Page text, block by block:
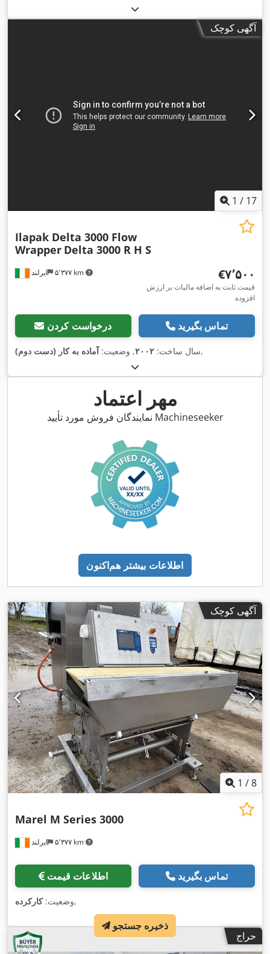
آگهی کوچک
1 / 17
ایرلند ۵٬۳۷۷ km
Ilapak Delta 3000 Flow
Wrapper Delta 3000 R H S
‎€۷٬۵۰۰
قیمت ثابت به اضافه مالیات بر ارزش
افزوده
درخواست کردن تماس بگیرید
سال ساخت: ۲۰۰۲, وضعیت:آماده به کار (دست دوم) ,
مهر اعتماد
نمایندگان فروش مورد تأیید Machineseeker
اطلاعات بیشتر هم‌اکنون
آگهی کوچک
1 /8
ایرلند ۵٬۳۷۷ km
Marel M Series 3000
اطلاعات قیمت تماس بگیرید
وضعیت:کارکرده ,
حراج
ذخیره جستجو